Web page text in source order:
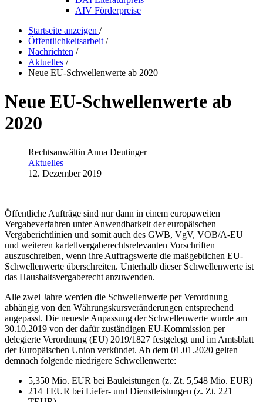
AIV Förderpreise
Startseite anzeigen /
Öffentlichkeitsarbeit /
Nachrichten /
Aktuelles /
Neue EU-Schwellenwerte ab 2020
Neue EU-Schwellenwerte ab
2020
Rechtsanwältin Anna Deutinger
Aktuelles
12. Dezember 2019
Öffentliche Aufträge sind nur dann in einem europaweiten
Vergabeverfahren unter Anwendbarkeit der europäischen
Vergaberichtlinien und somit auch des GWB, VgV, VOB/A-EU
und weiteren kartellvergaberechtsrelevanten Vorschriften
auszuschreiben, wenn ihre Auftragswerte die maßgeblichen EU-
Schwellenwerte überschreiten. Unterhalb dieser Schwellenwerte ist
das Haushaltsvergaberecht anzuwenden.
Alle zwei Jahre werden die Schwellenwerte per Verordnung
abhängig von den Währungskursveränderungen entsprechend
angepasst. Die neueste Anpassung der Schwellenwerte wurde am
30.10.2019 von der dafür zuständigen EU-Kommission per
delegierte Verordnung (EU) 2019/1827 festgelegt und im Amtsblatt
der Europäischen Union verkündet. Ab dem 01.01.2020 gelten
demnach folgende niedrigere Schwellenwerte:
5,350 Mio. EUR bei Bauleistungen (z. Zt. 5,548 Mio. EUR)
214 TEUR bei Liefer- und Dienstleistungen (z. Zt. 221